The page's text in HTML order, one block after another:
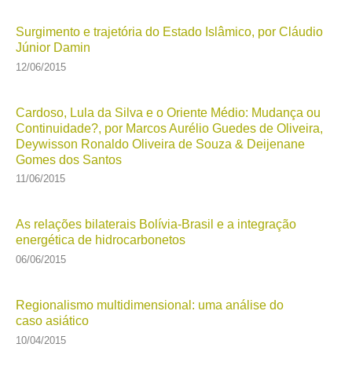
Surgimento e trajetória do Estado Islâmico, por Cláudio
Júnior Damin
12/06/2015
Cardoso, Lula da Silva e o Oriente Médio: Mudança ou
Continuidade?, por Marcos Aurélio Guedes de Oliveira,
Deywisson Ronaldo Oliveira de Souza & Deijenane
Gomes dos Santos
11/06/2015
As relações bilaterais Bolívia-Brasil e a integração
energética de hidrocarbonetos
06/06/2015
Regionalismo multidimensional: uma análise do
caso asiático
10/04/2015